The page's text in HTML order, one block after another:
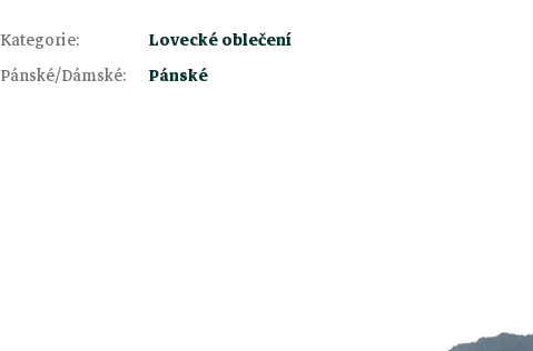
Kategorie:
Lovecké oblečení
Pánské/Dámské: Pánské